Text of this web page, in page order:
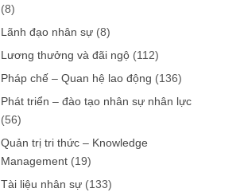
(8)
Lãnh đạo nhân sự (8)
Lương thưởng và đãi ngộ (112)
Pháp chế – Quan hệ lao động (136)
Phát triển – đào tạo nhân sự nhân lực
(56)
Quản trị tri thức – Knowledge
Management (19)
Tài liệu nhân sự (133)